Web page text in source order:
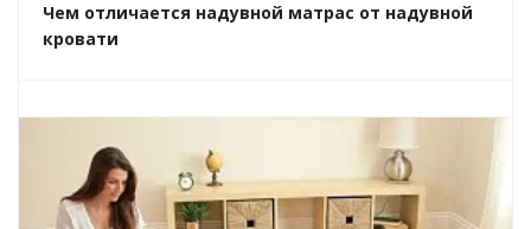
Чем отличается надувной матрас от надувной
кровати